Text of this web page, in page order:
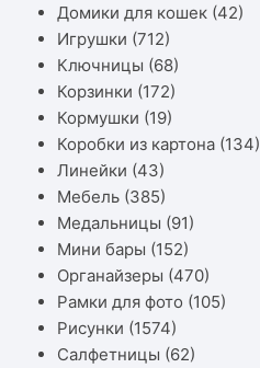
Домики для кошек (42)
Игрушки (712)
Ключницы (68)
Корзинки (172)
Кормушки (19)
Коробки из картона (134)
Линейки (43)
Мебель (385)
Медальницы (91)
Мини бары (152)
Органайзеры (470)
Рамки для фото (105)
Рисунки (1574)
Салфетницы (62)